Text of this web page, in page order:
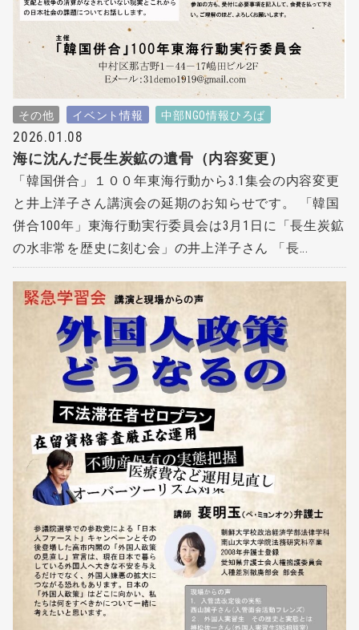
その他 イベント情報 中部NGO情報ひろば
2026.01.08
海に沈んだ長生炭鉱の遺骨（内容変更）
「韓国併合」１００年東海行動から3.1集会の内容変更
と井上洋子さん講演会の延期のお知らせです。 「韓国
併合100年」東海行動実行委員会は3月1日に「長生炭鉱
の水非常を歴史に刻む会」の井上洋子さん 「長...